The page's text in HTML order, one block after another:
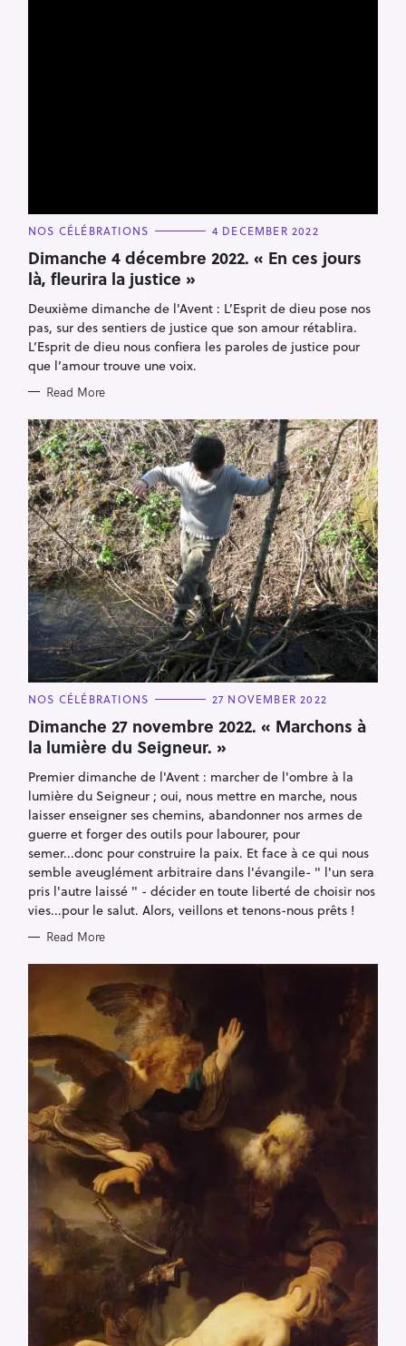
C
T
E
G
O
I
E
S
NOS CÉLÉBRATIONS 4 DECEMBER 2022
Dimanche 4 décembre 2022. « En ces jours
là, fleurira la justice »
Deuxième dimanche de l'Avent : L’Esprit de dieu pose nos
pas, sur des sentiers de justice que son amour rétablira.
L’Esprit de dieu nous confiera les paroles de justice pour
que l’amour trouve une voix.
Read More
C
T
E
G
O
R
I
E
S
NOS CÉLÉBRATIONS 27 NOVEMBER 2022
Dimanche 27 novembre 2022. « Marchons à
la lumière du Seigneur. »
Premier dimanche de l'Avent : marcher de l'ombre à la
lumière du Seigneur ; oui, nous mettre en marche, nous
laisser enseigner ses chemins, abandonner nos armes de
guerre et forger des outils pour labourer, pour
semer...donc pour construire la paix. Et face à ce qui nous
semble aveuglément arbitraire dans l'évangile- " l'un sera
pris l'autre laissé " - décider en toute liberté de choisir nos
vies...pour le salut. Alors, veillons et tenons-nous prêts !
Read More